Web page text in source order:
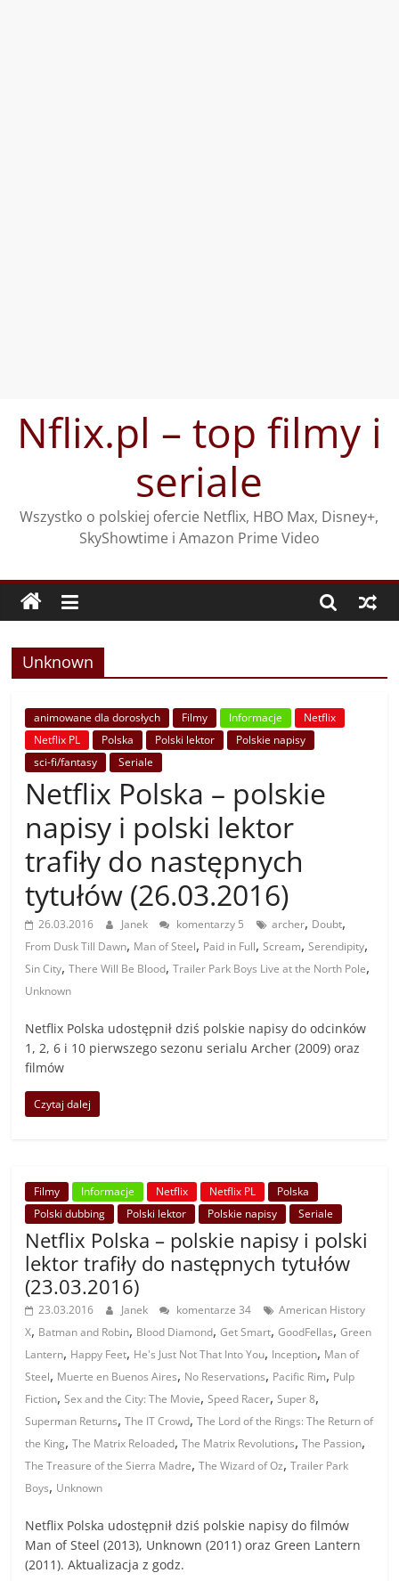
treściNflix.pl – top filmy i
seriale
Wszystko o polskiej ofercie Netflix, HBO Max, Disney+,
SkyShowtime i Amazon Prime Video
Unknown
animowane dla dorosłych Filmy Informacje
Netflix
Netflix PL
Polska Polski lektor
Polskie napisy
sci-fi/fantasy
Seriale
Netflix Polska – polskie
napisy i polski lektor
trafiły do następnych
tytułów (26.03.2016)
26.03.2016 Janek komentarzy 5 archer, Doubt,
From Dusk Till Dawn, Man of Steel, Paid in Full,Scream,Serendipity,
Sin City,There Will Be Blood,Trailer Park Boys Live at the North Pole,
Unknown
Netflix Polska udostępnił dziś polskie napisy do odcinków
1, 2, 6 i 10 pierwszego sezonu serialu Archer (2009) oraz
filmów
Czytaj dalej
Filmy Informacje Netflix Netflix PL
Polska
Polski dubbing
Polski lektor Polskie napisy Seriale
Netflix Polska – polskie napisy i polski
lektor trafiły do następnych tytułów
(23.03.2016)
23.03.2016 Janek komentarze 34
American History
X, Batman and Robin, Blood Diamond,Get Smart,GoodFellas,Green
Lantern, Happy Feet, He's Just Not That Into You, Inception, Man of
Steel, Muerte en Buenos Aires, No Reservations, Pacific Rim, Pulp
Fiction,Sex and the City: The Movie,Speed Racer,Super 8,
Superman Returns,The IT Crowd,The Lord of the Rings: The Return of
the King,The Matrix Reloaded,The Matrix Revolutions,The Passion,
The Treasure of the Sierra Madre,The Wizard of Oz,Trailer Park
Boys, Unknown
Netflix Polska udostępnił dziś polskie napisy do filmów
Man of Steel (2013), Unknown (2011) oraz Green Lantern
(2011). Aktualizacja z godz.